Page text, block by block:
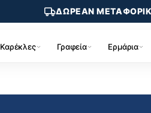
ΔΩΡΕΑΝ
Καρέκλες Γραφεία Ερμάρια